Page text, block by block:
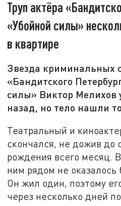
Труп актёра
«Убойной силы»
в квартире
Звезда криминальных
«Бандитского
силы» Виктор Мелихов
назад, но тело нашли
Театральный и
скончался, не дожив до
рождения всего месяц.
ним рядом не оказалось
Он жил один, поэтому
через несколько дней